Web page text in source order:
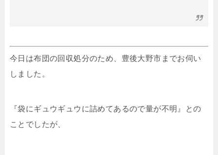
今日は布団の回収処分のため、豊後大野市までお伺い
しました。
『袋にギュウギュウに詰めてあるので量が不明』との
ことでしたが、